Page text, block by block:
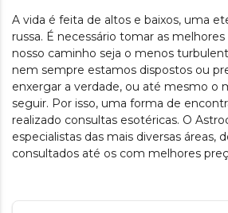
A vida é feita de altos e baixos, uma
russa. É necessário tomar as
nosso caminho seja o menos
nem sempre estamos dispostos ou
enxergar a verdade, ou até mesmo o
seguir. Por isso, uma forma de
realizado consultas esotéricas. O
especialistas das mais diversas áreas,
consultados até os com melhores